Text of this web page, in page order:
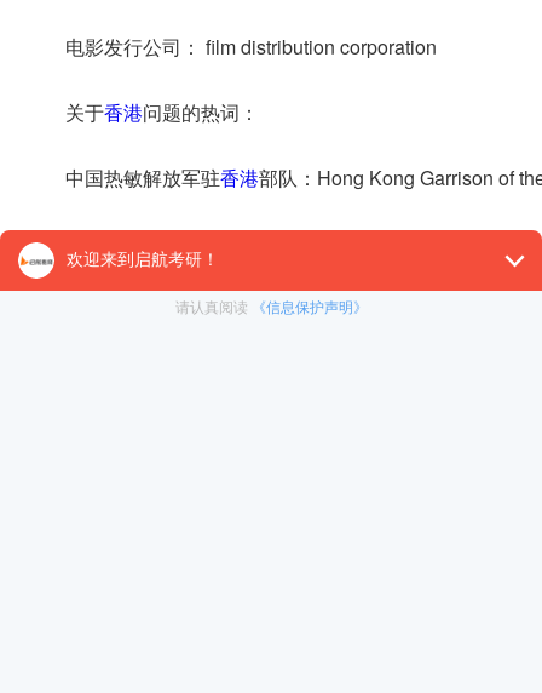
电影发行公司： film distribution corporation
关于香港问题的热词：
中国热敏解放军驻香港部队：Hong Kong Garrison of
第22次轮换行动：the 22nd rotation